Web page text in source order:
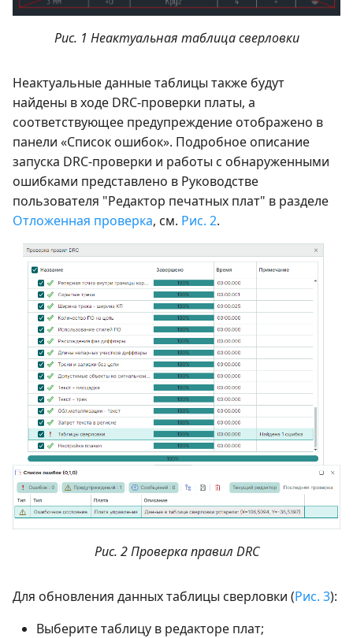
Рис. 1 Неактуальная таблица сверловки
Неактуальные данные таблицы также будут
найдены в ходе DRC-проверки платы, а
соответствующее предупреждение отображено в
панели «Список ошибок». Подробное описание
запуска DRC-проверки и работы с обнаруженными
ошибками представлено в Руководстве
пользователя "Редактор печатных плат" в разделе
Отложенная проверка, см. Рис. 2.
Рис. 2 Проверка правил DRC
Для обновления данных таблицы сверловки (Рис. 3):
Выберите таблицу в редакторе плат;